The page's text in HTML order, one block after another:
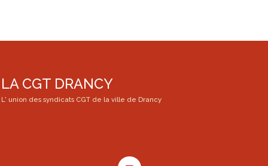
LA CGT DRANCY
L' union des syndicats CGT de la ville de Drancy